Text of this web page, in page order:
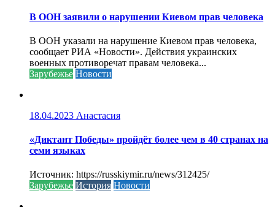
В ООН заявили о нарушении Киевом прав человека
В ООН указали на нарушение Киевом прав человека,
сообщает РИА «Новости». Действия украинских
военных противоречат правам человека...
Зарубежье Новости
18.04.2023 Анастасия
«Диктант Победы» пройдёт более чем в 40 странах на
семи языках
Источник: https://russkiymir.ru/news/312425/
Зарубежье История Новости